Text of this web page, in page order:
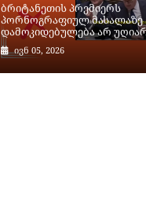
ბრიტანეთის პრემიერს
პორნოგრაფიულ მასალაზე
დამოკიდებულება არ
ივნ 05, 2026